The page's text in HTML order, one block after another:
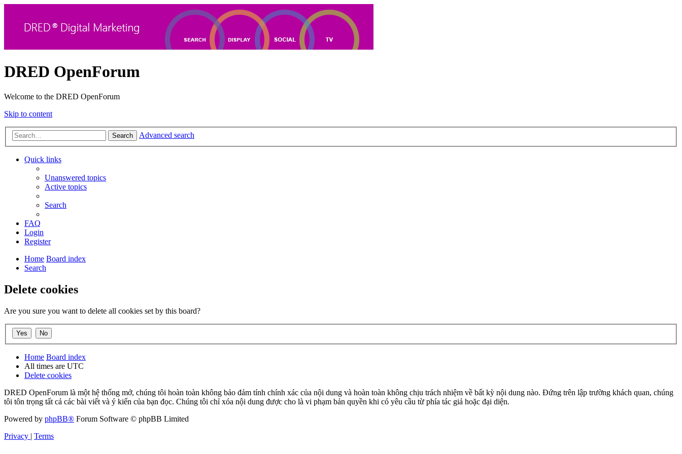
DRED OpenForum
Welcome to the DRED OpenForum
Skip to content
Search Advanced search
Quick links
Unanswered topics
Active topics
Search
FAQ
Login
Register
Home Board index
Search
Delete cookies
Are you sure you want to delete all cookies set by this board?
Home Board index
All times are UTC
Delete cookies
DRED OpenForum là một hệ thống mở, chúng tôi hoàn toàn không bảo đảm tính chính xác của nội dung và hoàn toàn không chịu trách nhiệm về bất kỳ nội dung nào. Đứng trên lập trường khách quan, chúng
tôi tôn trọng tất cả các bài viết và ý kiến của bạn đọc. Chúng tôi chỉ xóa nội dung được cho là vi phạm bản quyền khi có yêu cầu từ phía tác giả hoặc đại diện.
Powered by phpBB® Forum Software © phpBB Limited
Privacy | Terms